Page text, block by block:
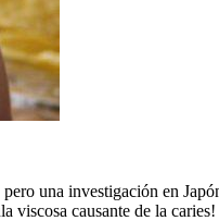
una investigación en
viscosa causante de la caries!